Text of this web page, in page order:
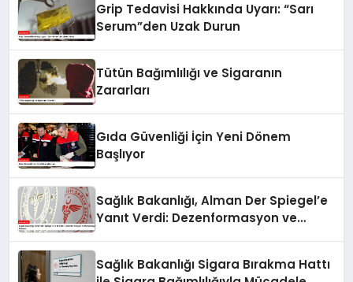
Grip Tedavisi Hakkında Uyarı: “Sarı
Serum”den Uzak Durun
Tütün Bağımlılığı ve Sigaranın
Zararları
Gıda Güvenliği İçin Yeni Dönem
Başlıyor
Sağlık Bakanlığı, Alman Der Spiegel’e
Yanıt Verdi: Dezenformasyon ve
Sağlık Bakanlığı Sigara Bırakma Hattı